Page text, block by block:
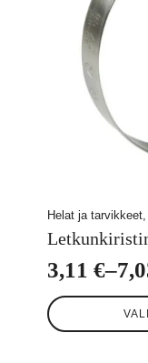
Helat ja
3,11 €–
3,11 €
Tällä
tuotteella